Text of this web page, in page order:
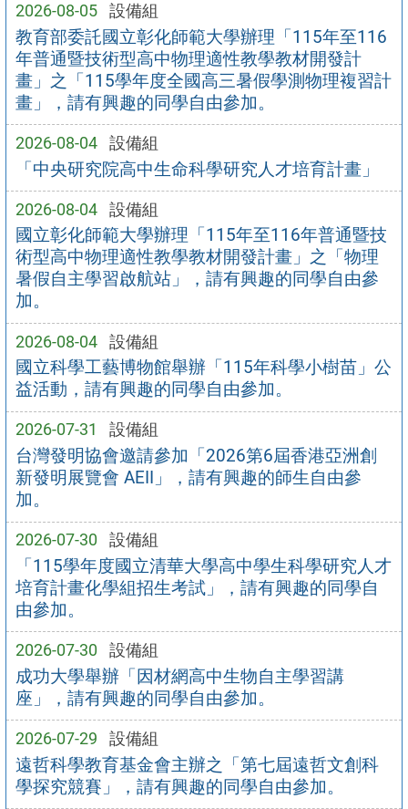
2026-08-05 設備組
教育部委託國立彰化師範大學辦理「115年至116
年普通暨技術型高中物理適性教學教材開發計
畫」之「115學年度全國高三暑假學測物理複習計
畫」，請有興趣的同學自由參加。
2026-08-04 設備組
「中央研究院高中生命科學研究人才培育計畫」
2026-08-04 設備組
國立彰化師範大學辦理「115年至116年普通暨技
術型高中物理適性教學教材開發計畫」之「物理
暑假自主學習啟航站」，請有興趣的同學自由參
加。
2026-08-04 設備組
國立科學工藝博物館舉辦「115年科學小樹苗」公
益活動，請有興趣的同學自由參加。
2026-07-31 設備組
台灣發明協會邀請參加「2026第6屆香港亞洲創
新發明展覽會 AEII」，請有興趣的師生自由參
加。
2026-07-30 設備組
「115學年度國立清華大學高中學生科學研究人才
培育計畫化學組招生考試」，請有興趣的同學自
由參加。
2026-07-30 設備組
成功大學舉辦「因材網高中生物自主學習講
座」，請有興趣的同學自由參加。
2026-07-29 設備組
遠哲科學教育基金會主辦之「第七屆遠哲文創科
學探究競賽」，請有興趣的同學自由參加。